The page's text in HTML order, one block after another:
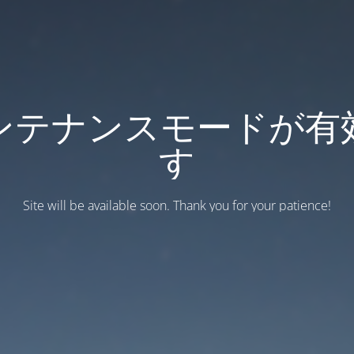
テナンスモードが有
す
Site will be available soon. Thank you for your patience!